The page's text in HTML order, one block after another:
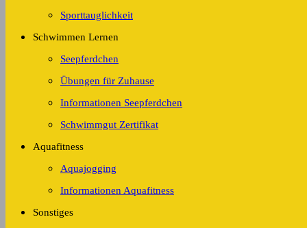
Sporttauglichkeit
Schwimmen Lernen
Seepferdchen
Übungen für Zuhause
Informationen Seepferdchen
Schwimmgut Zertifikat
Aquafitness
Aquajogging
Informationen Aquafitness
Sonstiges